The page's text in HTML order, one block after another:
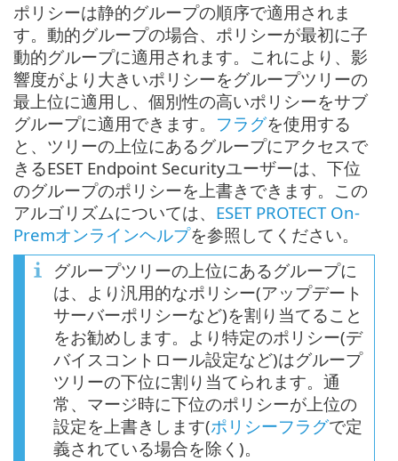
ポリシーは静的グループの順序で適用されま
す。動的グループの場合、ポリシーが最初に子
動的グループに適用されます。これにより、影
響度がより大きいポリシーをグループツリーの
最上位に適用し、個別性の高いポリシーをサブ
グループに適用できます。 フラグを使用する
と、ツリーの上位にあるグループにアクセスで
きるESET Endpoint Securityユーザーは、下位
のグループのポリシーを上書きできます。この
アルゴリズムについては、 ESET PROTECT On-
Premオンラインヘルプを参照してください。
グループツリーの上位にあるグループに
は、より汎用的なポリシー(アップデート
サーバーポリシーなど)を割り当てること
をお勧めします。より特定のポリシー(デ
バイスコントロール設定など)はグループ
ツリーの下位に割り当てられます。通
常、マージ時に下位のポリシーが上位の
設定を上書きします(ポリシーフラグで定
義されている場合を除く)。